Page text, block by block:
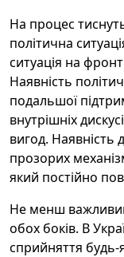
На процес
політична
ситуація на
Наявність
подальшої
внутрішніх
вигод. Наявність
прозорих
який постійно
Не менш
обох боків. В
сприйняття будь-